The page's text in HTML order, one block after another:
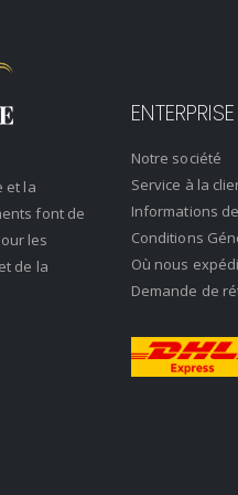
et la
font de
les
de la
ENTERPRISE
Notre société
Service à la
Informations
Conditions
Où nous
Demande de